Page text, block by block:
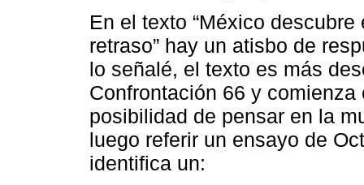
En el texto “México
retraso” hay un atisbo de
lo señalé, el texto es más
Confrontación 66 y
posibilidad de pensar en la
luego referir un ensayo de
identifica un: